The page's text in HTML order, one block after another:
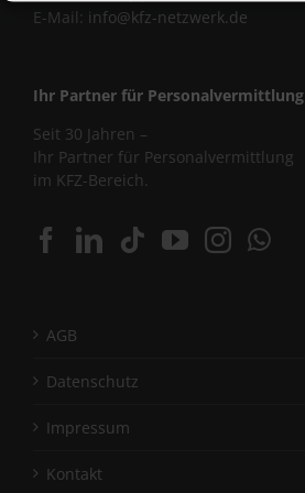
E-Mail: info@kfz-netzwerk.de
Ihr Partner für Personalvermittlung
Seit 30 Jahren –
Ihr Partner für Personalvermittlung
im KFZ-Bereich.
AGB
Datenschutz
Impressum
Kontakt